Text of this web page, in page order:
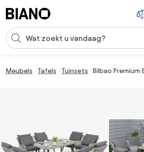
Zoekopdracht invoeren
Meubels Tafels Tuinsets Bilbao